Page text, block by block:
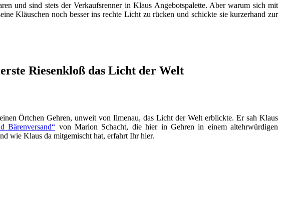
und sind stets der Verkaufsrenner in Klaus Angebotspalette. Aber warum sich mit
Kläuschen noch besser ins rechte Licht zu rücken und schickte sie kurzerhand zur
Riesenkloß das Licht der Welt
Örtchen Gehren, unweit von Ilmenau, das Licht der Welt erblickte. Er sah Klaus
Bärenversand“ von Marion Schacht, die hier in Gehren in einem altehrwürdigen
wie Klaus da mitgemischt hat, erfahrt Ihr hier.